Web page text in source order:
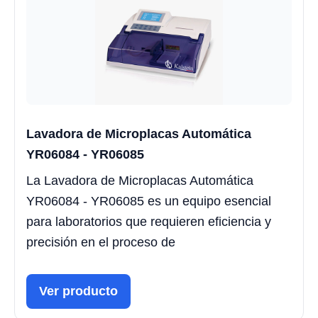
Lavadora de Microplacas Automática
YR06084 - YR06085
La Lavadora de Microplacas Automática
YR06084 - YR06085 es un equipo esencial
para laboratorios que requieren eficiencia y
precisión en el proceso de
Ver producto